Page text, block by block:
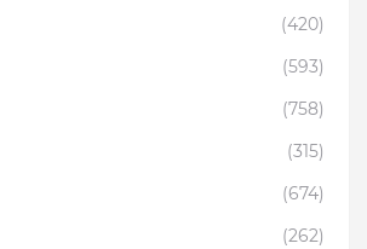
(420)
(593)
(758)
(315)
(674)
(262)